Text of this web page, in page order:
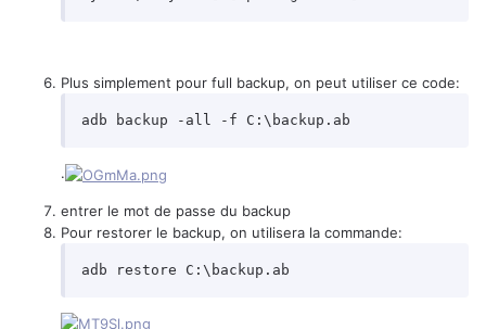
Plus simplement pour full backup, on peut utiliser ce code:
.
entrer le mot de passe du backup
Pour restorer le backup, on utilisera la commande: